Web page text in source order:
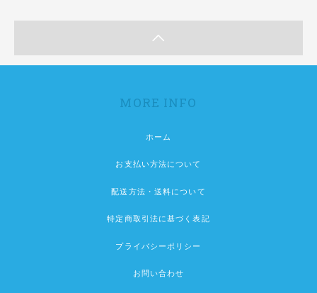
MORE INFO
ホーム
お支払い方法について
配送方法・送料について
特定商取引法に基づく表記
プライバシーポリシー
お問い合わせ